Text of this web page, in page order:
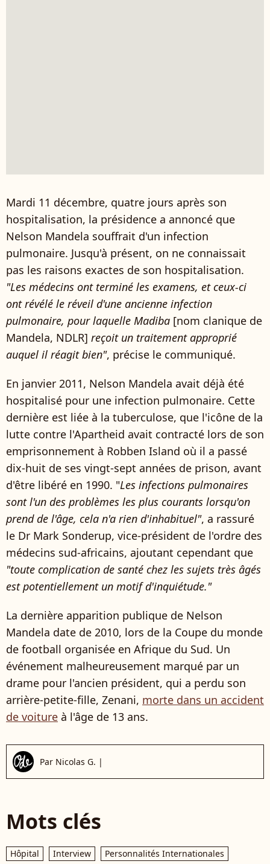
Mardi 11 décembre, quatre jours après son
hospitalisation, la présidence a annoncé que
Nelson Mandela souffrait d'un infection
pulmonaire. Jusqu'à présent, on ne connaissait
pas les raisons exactes de son hospitalisation.
"Les médecins ont terminé les examens, et ceux-ci
ont révélé le réveil d'une ancienne infection
pulmonaire, pour laquelle Madiba [nom clanique de
Mandela, NDLR] reçoit un traitement approprié
auquel il réagit bien", précise le communiqué.
En janvier 2011, Nelson Mandela avait déjà été
hospitalisé pour une infection pulmonaire. Cette
dernière est liée à la tuberculose, que l'icône de la
lutte contre l'Apartheid avait contracté lors de son
emprisonnement à Robben Island où il a passé
dix-huit de ses vingt-sept années de prison, avant
d'être libéré en 1990. "Les infections pulmonaires
sont l'un des problèmes les plus courants lorsqu'on
prend de l'âge, cela n'a rien d'inhabituel", a rassuré
le Dr Mark Sonderup, vice-président de l'ordre des
médecins sud-africains, ajoutant cependant que
"toute complication de santé chez les sujets très âgés
est potentiellement un motif d'inquiétude."
La dernière apparition publique de Nelson
Mandela date de 2010, lors de la Coupe du monde
de football organisée en Afrique du Sud. Un
événement malheureusement marqué par un
drame pour l'ancien président, qui a perdu son
arrière-petite-fille, Zenani, morte dans un accident
de voiture à l'âge de 13 ans.
Par Nicolas G. |
Mots clés
Hôpital Interview
Personnalités Internationales